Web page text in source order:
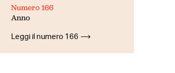
Numero 166
Anno
Leggi il numero 166